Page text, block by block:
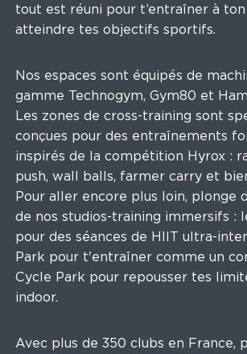
tout est réuni pour t’entraîner à
atteindre tes objectifs sportifs.
Nos espaces sont équipés de
gamme Technogym, Gym80 et
Les zones de cross-training sont
conçues pour des entraînements
inspirés de la compétition Hyrox :
push, wall balls, farmer carry et
Pour aller encore plus loin, plonge
de nos studios-training immersifs :
pour des séances de HIIT ultra-
Park pour t'entraîner comme un
Cycle Park pour repousser tes
indoor.
Avec plus de 350 clubs en France,